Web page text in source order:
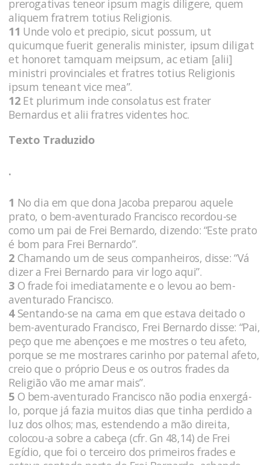
prerogativas teneor ipsum magis diligere, quem
aliquem fratrem totius Religionis.
11 Unde volo et precipio, sicut possum, ut
quicumque fuerit generalis minister, ipsum diligat
et honoret tamquam meipsum, ac etiam [alii]
ministri provinciales et fratres totius Religionis
ipsum teneant vice mea”.
12Et plurimum inde consolatus est frater
Bernardus et alii fratres videntes hoc.
Texto Traduzido
.
1 No dia em que dona Jacoba preparou aquele
prato, o bem-aventurado Francisco recordou-se
como um pai de Frei Bernardo, dizendo: “Este prato
é bom para Frei Bernardo”.
2 Chamando um de seus companheiros, disse: “Vá
dizer a Frei Bernardo para vir logo aqui”.
3 O frade foi imediatamente e o levou ao bem-
aventurado Francisco.
4Sentando-se na cama em que estava deitado o
bem-aventurado Francisco, Frei Bernardo disse: “Pai,
peço que me abençoes e me mostres o teu afeto,
porque se me mostrares carinho por paternal afeto,
creio que o próprio Deus e os outros frades da
Religião vão me amar mais”.
5 O bem-aventurado Francisco não podia enxergá-
lo, porque já fazia muitos dias que tinha perdido a
luz dos olhos; mas, estendendo a mão direita,
colocou-a sobre a cabeça (cfr. Gn 48,14) de Frei
Egídio, que foi o terceiro dos primeiros frades e